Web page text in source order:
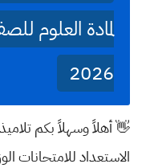
لمادة العلوم
2026
👋 أهلاً وسهلاً بكم
الاستعداد للامتحانات